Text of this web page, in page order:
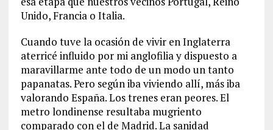
Unido, Francia o Italia.
Cuando tuve la ocasión de vivir en Inglaterra
aterricé influido por mi anglofilia y dispuesto a
maravillarme ante todo de un modo un tanto
papanatas. Pero según iba viviendo allí, más iba
valorando España. Los trenes eran peores. El
metro londinense resultaba mugriento
comparado con el de Madrid. La sanidad